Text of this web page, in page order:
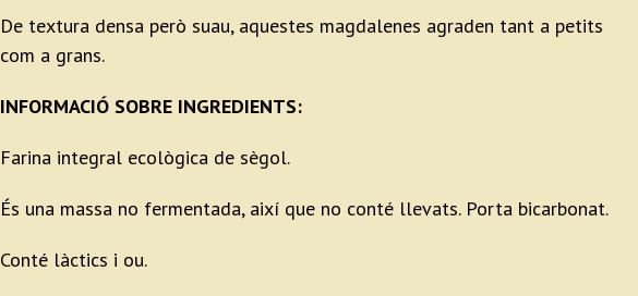
De textura densa però suau, aquestes magdalenes agraden tant a petits
com a grans.
INFORMACIÓ SOBRE INGREDIENTS:
Farina integral ecològica de sègol.
És una massa no fermentada, així que no conté llevats. Porta bicarbonat.
Conté làctics i ou.